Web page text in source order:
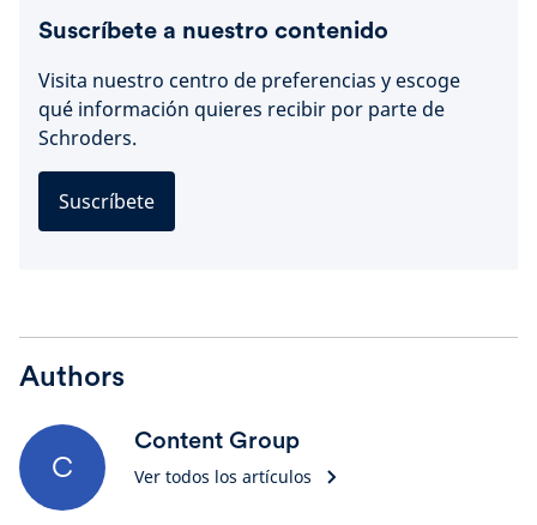
Suscríbete a nuestro contenido
Visita nuestro centro de preferencias y escoge
qué información quieres recibir por parte de
Schroders.
Suscríbete
Authors
C
Content Group
Ver todos los artículos